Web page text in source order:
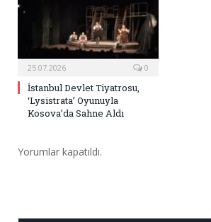
25.07.2026 0
İstanbul Devlet Tiyatrosu,
‘Lysistrata’ Oyunuyla
Kosova’da Sahne Aldı
Yorumlar kapatıldı.